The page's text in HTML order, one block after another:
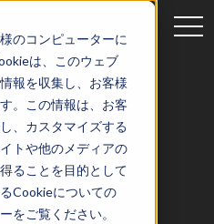
のコンピューターに
は、このウェブ
報を収集し、お客様
。この情報は、お客
、カスタマイズする
トや他のメディアの
ることを目的として
Cookieについての
をご覧ください。